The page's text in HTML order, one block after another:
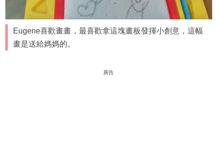
Eugene喜歡畫畫，最喜歡拿這塊畫板發揮小創意，這幅
畫是送給媽媽的。
廣告